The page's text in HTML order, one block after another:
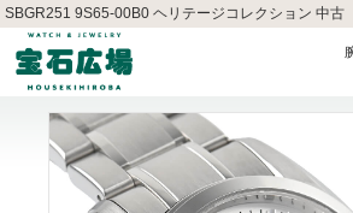
SBGR251 9S65-00B0 ヘリテージコレクション 中古